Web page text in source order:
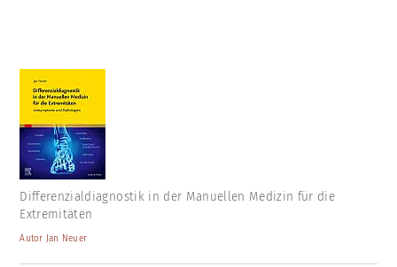
Differenzialdiagnostik in der Manuellen Medizin für die
Extremitäten
Autor Jan Neuer